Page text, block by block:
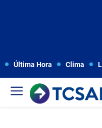
Última Hora Clima